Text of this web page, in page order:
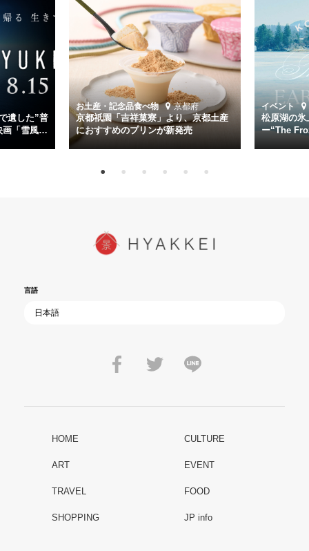
主演は「雪風」の艦長・寺澤一利を演じる竹野内豊。先任伍長・早瀬
幸平を玉木宏が演じるほか、奥平大兼、田中麗奈、石丸幹二、益岡徹
など実力派俳優が共演。そして戦艦大和と運命を共にした帝国海軍・
第二艦隊司令長官、伊藤整一を中井貴一が圧倒的な存在感で演じ切
る。
時代が再び、分断と暴力に揺れる現代。本作は「同じ過ちを繰り返す
道を歩んではいないか」と、彼らが命をかけて守りたいと願っ
た”今”を生きる私達に問いかける。戦後80年、戦争の記憶が薄れゆく
今だからこそ、尊い平和の価値を未来に繋ぐ作品『雪風 YUKIKAZE』
を多くの方にご覧いただきたい。
遺した”普
画「雪風
お土産・記念品食べ物 京都府
京都祇園「吉祥菓寮」より、京都土産
におすすめのプリンが新発売
イベント
松原湖の氷
ー“The
言語
HOME CULTURE
ART EVENT
TRAVEL FOOD
SHOPPING JP info